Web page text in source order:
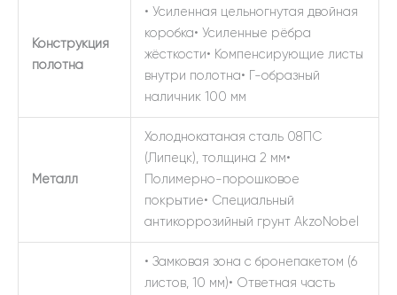
Конструкция
полотна
• Усиленная цельногнутая двойная
коробка• Усиленные рёбра
жёсткости• Компенсирующие листы
внутри полотна• Г-образный
наличник 100 мм
Металл
Холоднокатаная сталь 08ПС
(Липецк), толщина 2 мм•
Полимерно-порошковое
покрытие• Специальный
антикоррозийный грунт AkzoNobel
• Замковая зона с бронепакетом (6
листов, 10 мм)• Ответная часть